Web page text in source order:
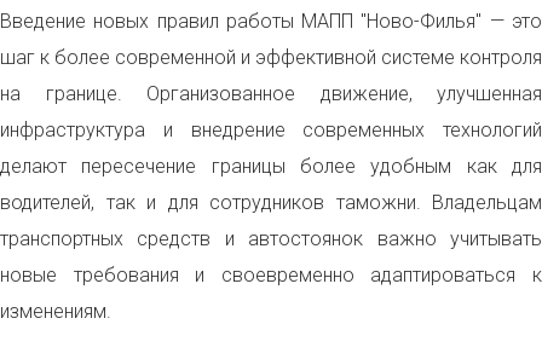
Введение новых правил работы МАПП "Ново-Филья" — это
шаг к более современной и эффективной системе контроля
на границе. Организованное движение, улучшенная
инфраструктура и внедрение современных технологий
делают пересечение границы более удобным как для
водителей, так и для сотрудников таможни. Владельцам
транспортных средств и автостоянок важно учитывать
новые требования и своевременно адаптироваться к
изменениям.